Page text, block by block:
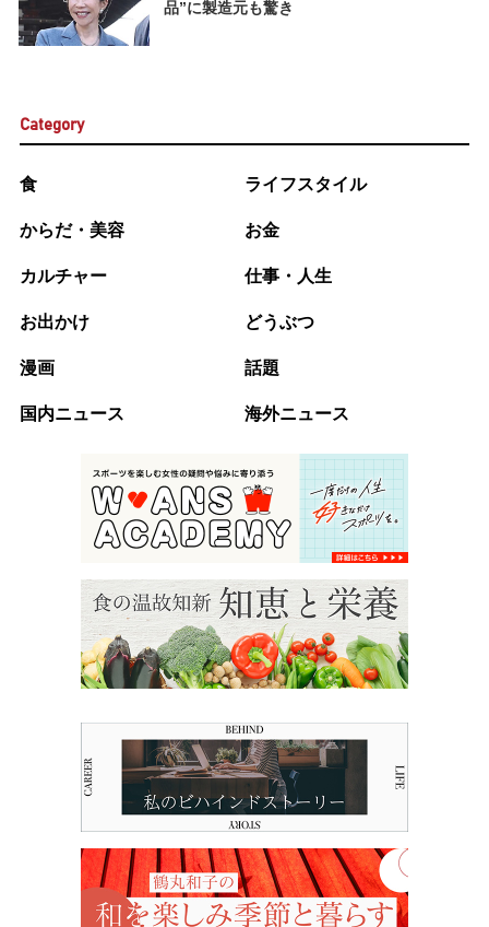
品”に製造元も驚き
Category
食 ライフスタイル
からだ・美容 お金
カルチャー 仕事・人生
お出かけ どうぶつ
漫画 話題
国内ニュース 海外ニュース